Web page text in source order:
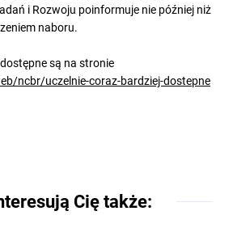
i Rozwoju poinformuje nie później niż
naboru.
są na stronie
ncbr/uczelnie-coraz-bardziej-dostepne
Cię także: